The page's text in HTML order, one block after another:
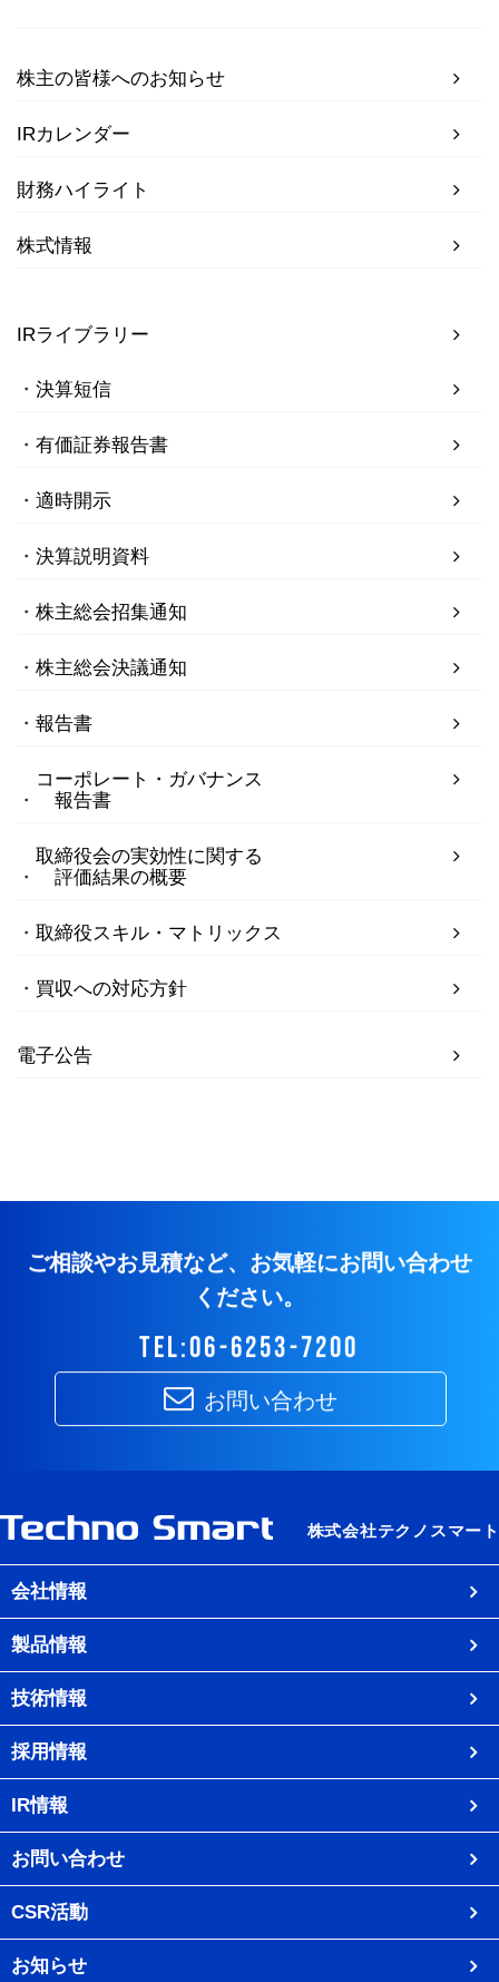
株主の皆様へのお知らせ
IRカレンダー
財務ハイライト
株式情報
IRライブラリー
決算短信
有価証券報告書
適時開示
決算説明資料
株主総会招集通知
株主総会決議通知
報告書
コーポレート・ガバナンス
報告書
取締役会の実効性に関する
評価結果の概要
取締役スキル・マトリックス
買収への対応方針
電子公告
ご相談やお見積など、お気軽にお問い合わせ
ください。
tel:06-6253-7200
お問い合わせ
会社情報
製品情報
技術情報
採用情報
IR情報
お問い合わせ
CSR活動
お知らせ